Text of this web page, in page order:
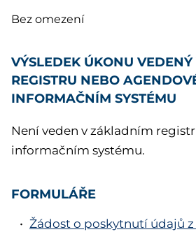
Bez omezení
VÝSLEDEK ÚKONU
REGISTRU NEBO
INFORMAČNÍM SYSTÉMU
Není veden v základním
informačním systému.
FORMULÁŘE
Žádost o poskytnutí údajů